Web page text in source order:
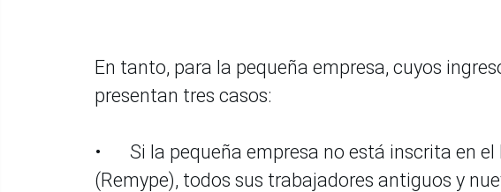
En tanto, para la pequeña empresa, cuyos
presentan tres casos:
•
Si la pequeña empresa no está inscrita en
(Remype), todos sus trabajadores antiguos y